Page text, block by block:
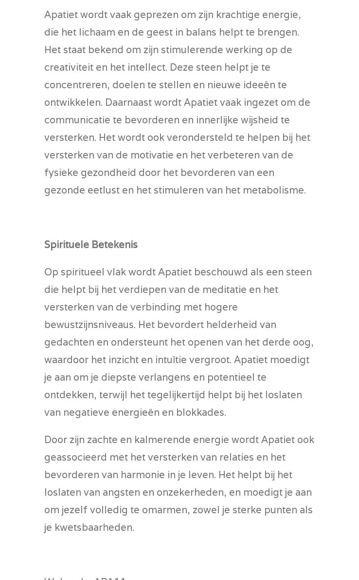
Apatiet wordt vaak geprezen om zijn krachtige energie,
die het lichaam en de geest in balans helpt te brengen.
Het staat bekend om zijn stimulerende werking op de
creativiteit en het intellect. Deze steen helpt je te
concentreren, doelen te stellen en nieuwe ideeën te
ontwikkelen. Daarnaast wordt Apatiet vaak ingezet om de
communicatie te bevorderen en innerlijke wijsheid te
versterken. Het wordt ook verondersteld te helpen bij het
versterken van de motivatie en het verbeteren van de
fysieke gezondheid door het bevorderen van een
gezonde eetlust en het stimuleren van het metabolisme.
Spirituele Betekenis
Op spiritueel vlak wordt Apatiet beschouwd als een steen
die helpt bij het verdiepen van de meditatie en het
versterken van de verbinding met hogere
bewustzijnsniveaus. Het bevordert helderheid van
gedachten en ondersteunt het openen van het derde oog,
waardoor het inzicht en intuïtie vergroot. Apatiet moedigt
je aan om je diepste verlangens en potentieel te
ontdekken, terwijl het tegelijkertijd helpt bij het loslaten
van negatieve energieën en blokkades.
Door zijn zachte en kalmerende energie wordt Apatiet ook
geassocieerd met het versterken van relaties en het
bevorderen van harmonie in je leven. Het helpt bij het
loslaten van angsten en onzekerheden, en moedigt je aan
om jezelf volledig te omarmen, zowel je sterke punten als
je kwetsbaarheden.